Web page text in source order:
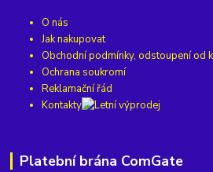
O nás
Jak nakupovat
Obchodní podmínky, odstoupení od
Ochrana soukromí
Reklamační řád
Kontakty
Platební brána ComGate